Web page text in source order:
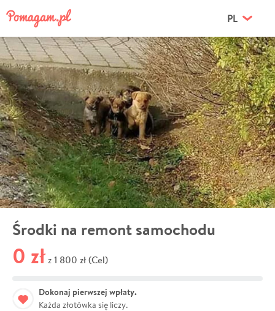
PL
Środki na remont samochodu
0 zł z 1 800 zł (Cel)
Dokonaj pierwszej wpłaty.
Każda złotówka się liczy.